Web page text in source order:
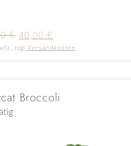
€ 40,00€
zzgl. Versandkosten
Broccoli